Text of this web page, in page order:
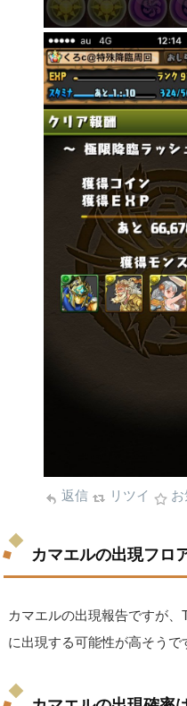
返信 リツイ お
カマエルの出現フロ
カマエルの出現報告ですが
に出現する可能性が高そうで